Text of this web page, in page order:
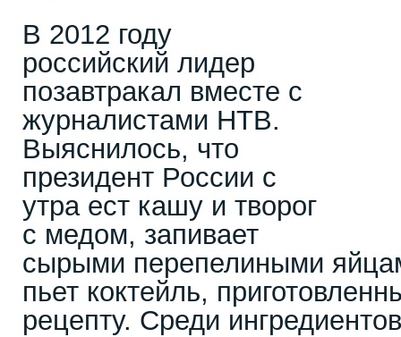
В 2012 году
российский лидер
позавтракал вместе с
журналистами НТВ.
Выяснилось, что
президент России с
утра ест кашу и творог
с медом, запивает
сырыми перепелиными
пьет коктейль,
рецепту. Среди